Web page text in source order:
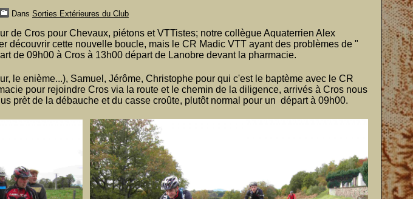
Dans Sorties Extérieures du Club
de Cros pour Chevaux, piétons et VTTistes; notre collègue Aquaterrien Alex
découvrir cette nouvelle boucle, mais le CR Madic VTT ayant des problèmes de "
de 09h00 à Cros à 13h00 départ de Lanobre devant la pharmacie.
le enième...), Samuel, Jérôme, Christophe pour qui c'est le baptème avec le CR
pour rejoindre Cros via la route et le chemin de la diligence, arrivés à Cros nous
prèt de la débauche et du casse croûte, plutôt normal pour un départ à 09h00.